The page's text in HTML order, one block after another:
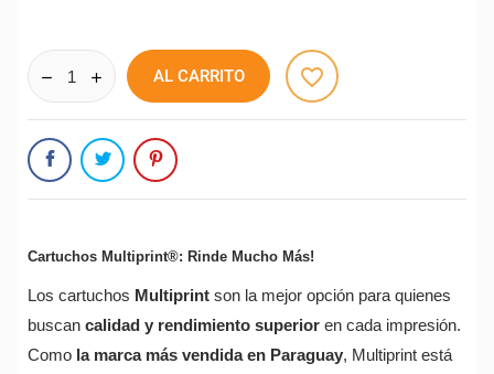
AL CARRITO favorite_border
Cartuchos Multiprint®: Rinde Mucho Más!
Los cartuchos Multiprint son la mejor opción para quienes
buscan calidad y rendimiento superior en cada impresión.
Como la marca más vendida en Paraguay, Multiprint está